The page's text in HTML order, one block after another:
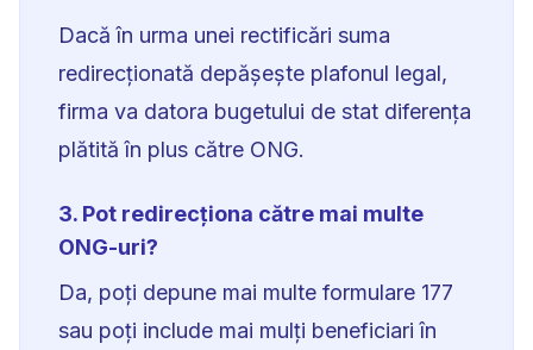
Dacă în urma unei rectificări suma
redirecționată depășește plafonul legal,
firma va datora bugetului de stat diferența
plătită în plus către ONG.
3. Pot redirecționa către mai multe
ONG-uri?
Da, poți depune mai multe formulare 177
sau poți include mai mulți beneficiari în